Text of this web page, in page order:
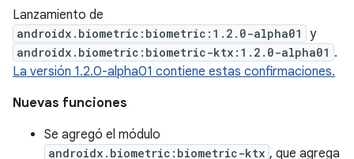
Lanzamiento de
androidx.biometric:biometric:1.2.0-alpha01 y
androidx.biometric:biometric-ktx:1.2.0-alpha01 .
La versión 1.2.0-alpha01 contiene estas confirmaciones.
Nuevas funciones
Se agregó el módulo
androidx.biometric:biometric-ktx , que agrega